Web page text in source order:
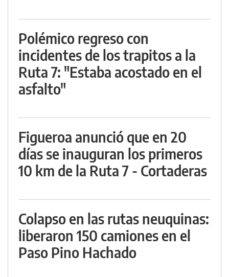
Polémico regreso con
incidentes de los trapitos a la
Ruta 7: "Estaba acostado en el
asfalto"
Figueroa anunció que en 20
días se inauguran los primeros
10 km de la Ruta 7 - Cortaderas
Colapso en las rutas neuquinas:
liberaron 150 camiones en el
Paso Pino Hachado